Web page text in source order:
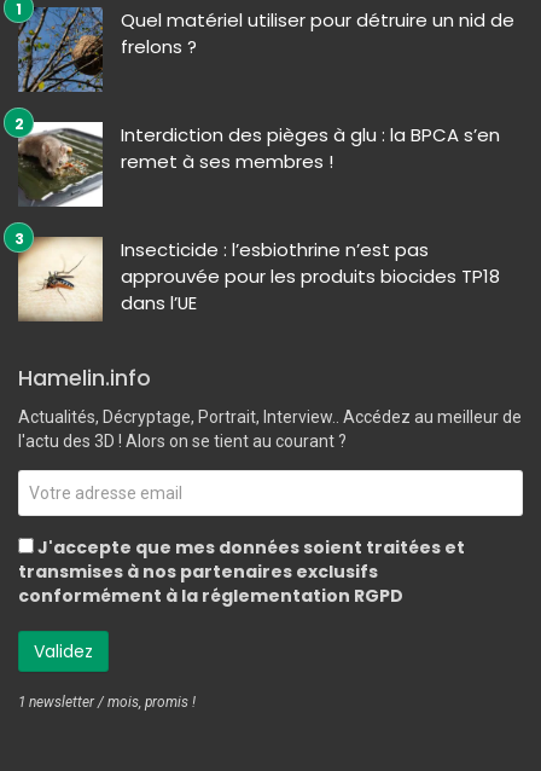
Quel matériel utiliser pour détruire un nid de
frelons ?
Interdiction des pièges à glu : la BPCA s’en
remet à ses membres !
Insecticide : l’esbiothrine n’est pas
approuvée pour les produits biocides TP18
dans l’UE
Hamelin.info
Actualités, Décryptage, Portrait, Interview.. Accédez au meilleur de
l'actu des 3D ! Alors on se tient au courant ?
J'accepte que mes données soient traitées et
transmises à nos partenaires exclusifs
conformément à la réglementation RGPD
1 newsletter / mois, promis !